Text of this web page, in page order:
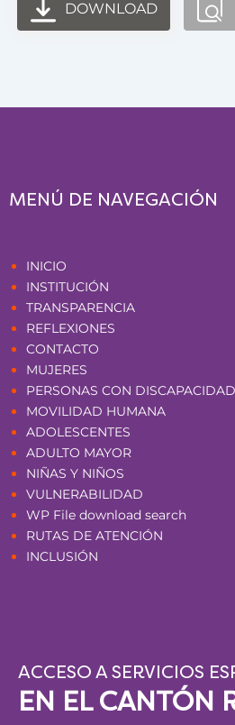
DOWNLOAD
MENÚ DE NAVEGACIÓN
INICIO
INSTITUCIÓN
TRANSPARENCIA
REFLEXIONES
CONTACTO
MUJERES
PERSONAS CON DISCAPACIDAD
MOVILIDAD HUMANA
ADOLESCENTES
ADULTO MAYOR
NIÑAS Y NIÑOS
VULNERABILIDAD
WP File download search
RUTAS DE ATENCIÓN
INCLUSIÓN
ACCESO A SERVICIOS
EN EL CANTÓN